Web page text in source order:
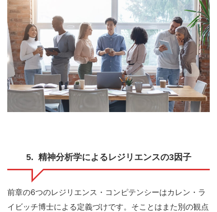
5. 精神分析学によるレジリエンスの3因子
前章の6つのレジリエンス・コンピテンシーはカレン・ラ
イビッチ博士による定義づけです。 そことはまた別の観点